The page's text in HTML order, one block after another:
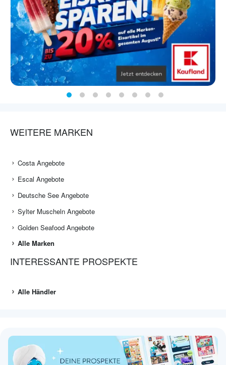
WEITERE MARKEN
Costa Angebote
Escal Angebote
Deutsche See Angebote
Sylter Muscheln Angebote
Golden Seafood Angebote
Alle Marken
INTERESSANTE PROSPEKTE
Alle Händler